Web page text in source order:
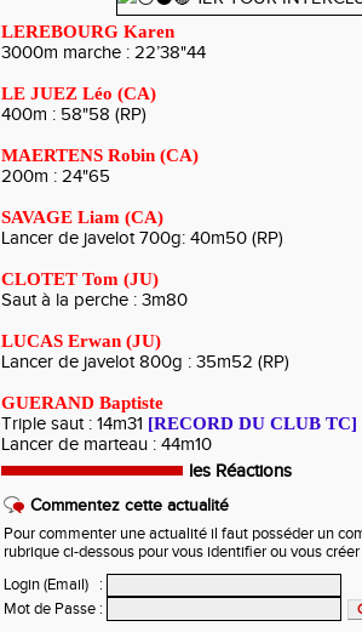
LEREBOURG Karen
3000m marche : 22’38"44
LE JUEZ Léo (CA)
400m : 58"58 (RP)
MAERTENS Robin (CA)
200m : 24"65
SAVAGE Liam (CA)
Lancer de javelot 700g: 40m50 (RP)
CLOTET Tom (JU)
Saut à la perche : 3m80
LUCAS Erwan (JU)
Lancer de javelot 800g : 35m52 (RP)
GUERAND Baptiste
Triple saut : 14m31 [RECORD DU CLUB TC]
Lancer de marteau : 44m10
les Réactions
Commentez cette actualité
Pour commenter une actualité il faut posséder un
rubrique ci-dessous pour vous identifier ou vous
Login (Email)
:
Mot de Passe :